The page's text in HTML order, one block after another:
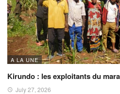
A LA UNE
Kirundo : les exploitants du
July 27, 2026